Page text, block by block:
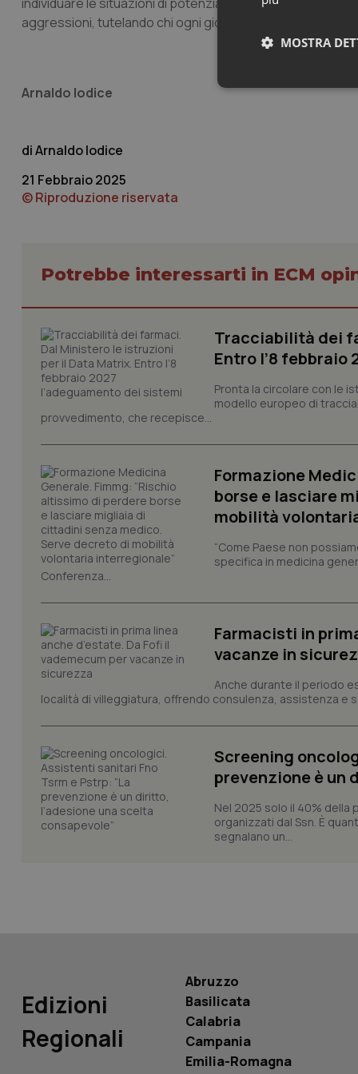
aggressioni, tutelando chi ogni giorno lavora per la salute
Arnaldo Iodice
Arnaldo Iodice
21 Febbraio 2025
© Riproduzione riservata
Potrebbe interessarti in ECM
Tracciabilità dei
Entro l’8 febbraio
Pronta la circolare con le
modello europeo di
provvedimento, che recepisce...
Formazione
borse e lasciare
mobilità
“Come Paese non
specifica in medicina
Conferenza...
Farmacisti in
vacanze in
Anche durante il periodo
località di villeggiatura, offrendo consulenza, assistenza e
Screening
prevenzione è un
Nel 2025 solo il 40% della
organizzati dal Ssn. È
segnalano un...
Edizioni
Regionali
Abruzzo
Basilicata
Calabria
Campania
Emilia-Romagna
MOSTRA
Nome
tracking-sites-
session-id
PHPSESSID
Nome
Nome
VISITOR_INFO1_LIVE
tracking-sites-
ironfish-tracking-